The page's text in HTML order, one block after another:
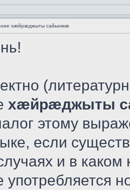
хæйрæджыты сайынмæ
хæйрæджыты
этому
если
и в каком